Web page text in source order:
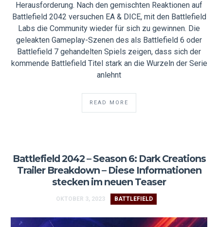
Herausforderung. Nach den gemischten Reaktionen auf
Battlefield 2042 versuchen EA & DICE, mit den Battlefield
Labs die Community wieder für sich zu gewinnen. Die
geleakten Gameplay-Szenen des als Battlefield 6 oder
Battlefield 7 gehandelten Spiels zeigen, dass sich der
kommende Battlefield Titel stark an die Wurzeln der Serie
anlehnt
READ MORE
Battlefield 2042 – Season 6: Dark Creations
Trailer Breakdown – Diese Informationen
stecken im neuen Teaser
OKTOBER 3, 2023 BATTLEFIELD